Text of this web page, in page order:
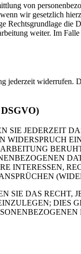
von
wir gesetzlich
Rechtsgrundlage die
weiter. Im
jederzeit widerrufen.
JEDERZEIT
WIDERSPRUCH
INTERESSEN,
SIE DAS RECHT,
DIES